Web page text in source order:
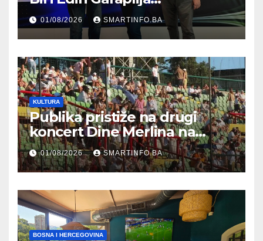
prisustvovao prezentaciji
Federalnog sajma
zapošljavanja
01/08/2026 SMARTINFO.BA
KULTURA
Publika pristiže na drugi
koncert Dine Merlina na
Koševu
01/08/2026 SMARTINFO.BA
BOSNA I HERCEGOVINA